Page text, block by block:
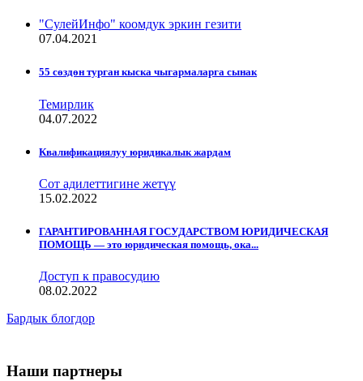
"СулейИнфо" коомдук эркин гезити
07.04.2021
55 сөздөн турган кыска чыгармаларга сынак
Темирлик
04.07.2022
Квалификациялуу юридикалык жардам
Сот адилеттигине жетүү
15.02.2022
ГАРАНТИРОВАННАЯ ГОСУДАРСТВОМ ЮРИДИЧЕСКАЯ
ПОМОЩЬ — это юридическая помощь, ока...
Доступ к правосудию
08.02.2022
Бардык блогдор
Наши партнеры